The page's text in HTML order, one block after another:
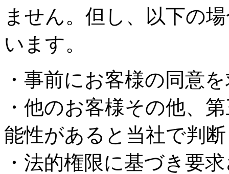
ません。但し、以下の
います。
・事前にお客様の同意
・他のお客様その他、
能性があると当社で判
・法的権限に基づき要